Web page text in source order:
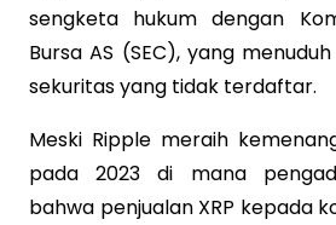
sengketa hukum dengan
Bursa AS (SEC), yang
sekuritas yang tidak terdaftar.
Meski Ripple meraih
pada 2023 di mana
bahwa penjualan XRP kepada